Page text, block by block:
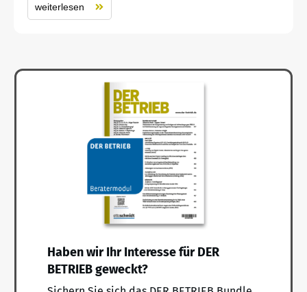
weiterlesen
Haben wir Ihr Interesse für DER
BETRIEB geweckt?